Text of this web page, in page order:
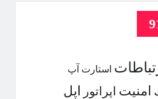
استارت آپ
امنیت اپراتور اپل